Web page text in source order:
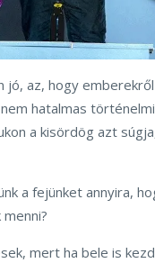
jó, az, hogy
hatalmas történelmi
a kisördög azt
a fejünket annyira,
mert ha bele is